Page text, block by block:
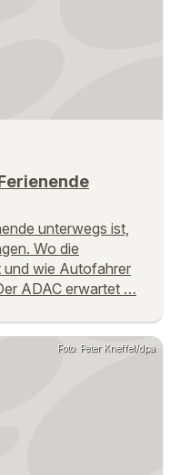
unterwegs ist,
Wo die
und wie Autofahrer
ADAC erwartet …
Foto: Peter Kneffel/dpa